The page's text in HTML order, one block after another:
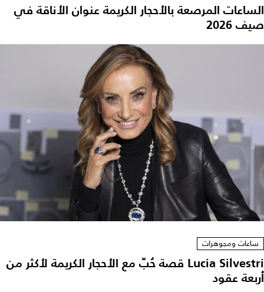
الساعات المرصعة بالأحجار الكريمة عنوان الأناقة في
صيف 2026
ساعات ومجوهرات
Lucia Silvestri قصة حُبّ مع الأحجار الكريمة لأكثر من
أربعة عقود